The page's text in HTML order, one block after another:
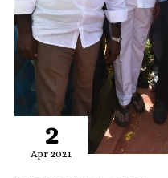
2
Apr 2021